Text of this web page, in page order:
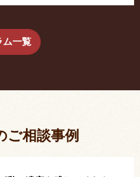
束した念書は有効か？
ム一覧
ご相談事例